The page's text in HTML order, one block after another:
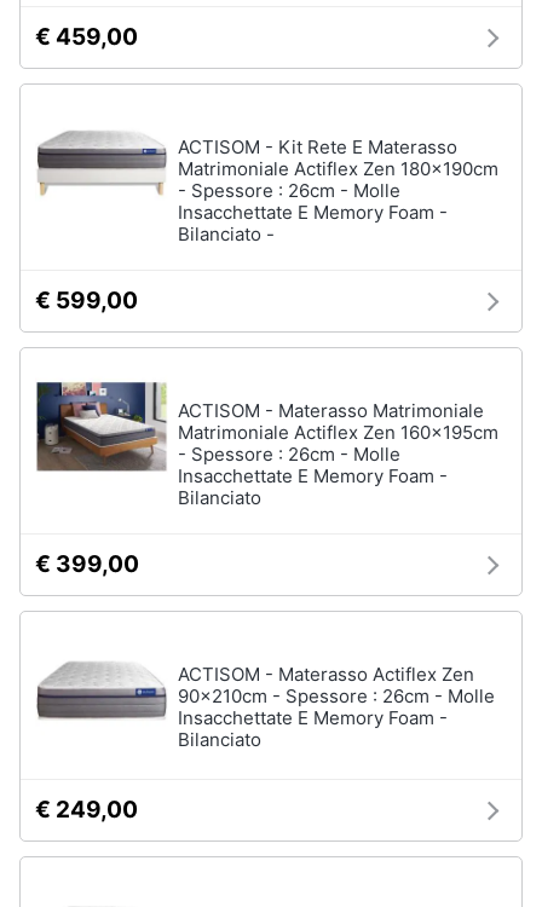
€ 459,00
ACTISOM - Kit Rete E Materasso
Matrimoniale Actiflex Zen 180x190cm
- Spessore : 26cm - Molle
Insacchettate E Memory Foam -
Bilanciato -
€ 599,00
ACTISOM - Materasso Matrimoniale
Matrimoniale Actiflex Zen 160x195cm
- Spessore : 26cm - Molle
Insacchettate E Memory Foam -
Bilanciato
€ 399,00
ACTISOM - Materasso Actiflex Zen
90x210cm - Spessore : 26cm - Molle
Insacchettate E Memory Foam -
Bilanciato
€ 249,00